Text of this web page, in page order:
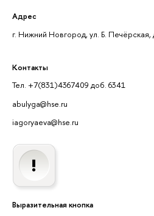
Адрес
г. Нижний Новгород, ул. Б. Печёрская,
Контакты
Тел. +7(831)4367409 доб. 6341
abulyga@hse.ru
iagoryaeva@hse.ru
Выразительная кнопка